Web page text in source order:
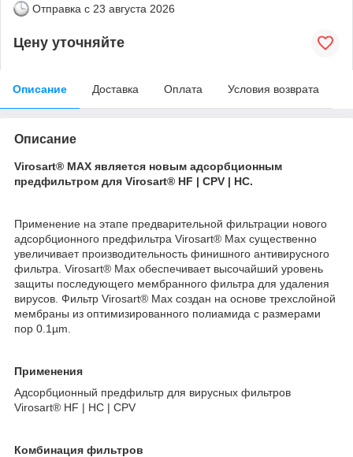
Отправка с 23 августа 2026
Цену уточняйте
Описание Доставка Оплата Условия возврата
Описание
Virosart® МAX является новым адсорбционным
предфильтром для Virosart® HF | CPV | HC.
Применение на этапе предварительной фильтрации нового
адсорбционного предфильтра Virosart® Мах существенно
увеличивает производительность финишного антивирусного
фильтра. Virosart® Мах обеспечивает высочайший уровень
защиты последующего мембранного фильтра для удаления
вирусов. Фильтр Virosart® Мах создан на основе трехслойной
мембраны из оптимизированного полиамида с размерами
пор 0.1µm.
Применения
Адсорбционный предфильтр для вирусных фильтров
Virosart® HF | HC | CPV
Комбинация фильтров